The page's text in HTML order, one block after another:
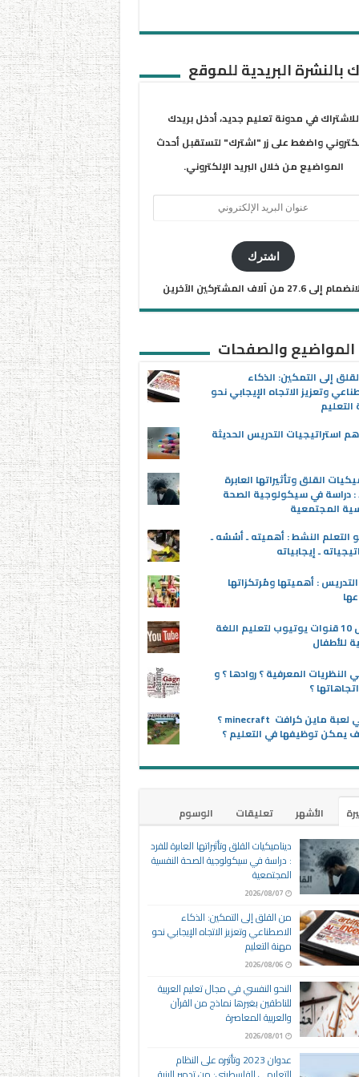
بالنشرة البريدية للموقع
للاشتراك في مدونة تعليم جديد، أدخل بريدك
واضغط على زر "اشترك" لتستقبل أحدث
المواضيع من خلال البريد الإلكتروني.
اشترك
إلى 27.6 من آلاف المشتركين الآخرين
المواضيع والصفحات
إلى التمكين: الذكاء
وتعزيز الاتجاه الإيجابي نحو
استراتيجيات التدريس الحديثة
القلق وتأثيراتها العابرة
: دراسة في سيكولوجية الصحة
المجتمعية
التعلم النشط : أهميته ـ أسُسُه ـ
ـ إيجابياته
: أهميتها ومُرتكزاتها
أفضل 10 قنوات يوتيوب لتعليم اللغة
للأطفال
النظريات المعرفية ؟ روادها ؟ و
؟
ماهي لعبة ماين كرافت minecraft ؟
يمكن توظيفها في التعليم ؟
الأشهر تعليقات
الوسوم
ديناميكيات القلق وتأثيراتها العابرة للفرد
: دراسة في سيكولوجية الصحة النفسية
المجتمعية
2026/08/07
من القلق إلى التمكين: الذكاء
الاصطناعي وتعزيز الاتجاه الإيجابي نحو
مهنة التعليم
2026/08/06
النحو النفسي في مجال تعليم العربية
للناطقين بغيرها نماذج من القرآن
والعربية المعاصرة
2026/08/01
عدوان 2023 وتأثيره على النظام